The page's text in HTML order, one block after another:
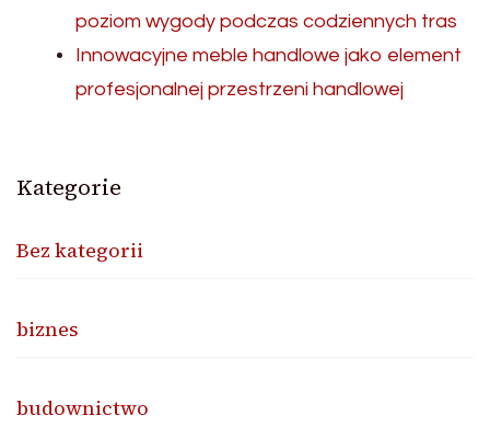
poziom wygody podczas codziennych tras
Innowacyjne meble handlowe jako element
profesjonalnej przestrzeni handlowej
Kategorie
Bez kategorii
biznes
budownictwo